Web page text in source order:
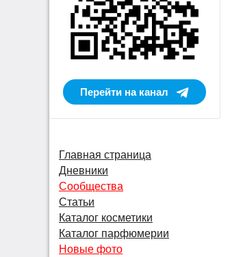
Перейти на канал
Главная страница
Дневники
Сообщества
Статьи
Каталог косметики
Каталог парфюмерии
Новые фото